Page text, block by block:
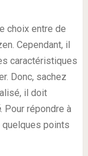
choix entre de
Cependant, il
caractéristiques
Donc, sachez
il doit
. Pour répondre à
points